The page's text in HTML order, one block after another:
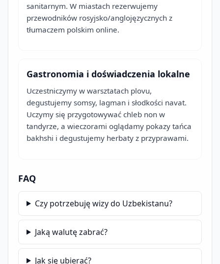
sanitarnym. W miastach rezerwujemy
przewodników rosyjsko/anglojęzycznych z
tłumaczem polskim online.
Gastronomia i doświadczenia lokalne
Uczestniczymy w warsztatach plovu,
degustujemy somsy, lagman i słodkości navat.
Uczymy się przygotowywać chleb non w
tandyrze, a wieczorami oglądamy pokazy tańca
bakhshi i degustujemy herbaty z przyprawami.
FAQ
Czy potrzebuję wizy do Uzbekistanu?
Jaką walutę zabrać?
Jak się ubierać?